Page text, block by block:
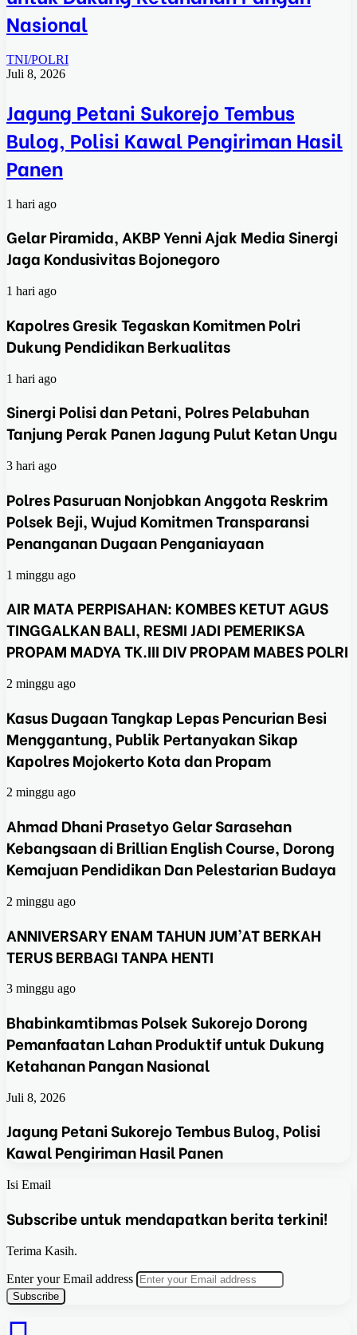
Nasional
TNI/POLRI
Juli 8, 2026
Jagung Petani Sukorejo Tembus
Bulog, Polisi Kawal Pengiriman Hasil
Panen
1 hari ago
Gelar Piramida, AKBP Yenni Ajak Media Sinergi
Jaga Kondusivitas Bojonegoro
1 hari ago
Kapolres Gresik Tegaskan Komitmen Polri
Dukung Pendidikan Berkualitas
1 hari ago
Sinergi Polisi dan Petani, Polres Pelabuhan
Tanjung Perak Panen Jagung Pulut Ketan Ungu
3 hari ago
Polres Pasuruan Nonjobkan Anggota Reskrim
Polsek Beji, Wujud Komitmen Transparansi
Penanganan Dugaan Penganiayaan
1 minggu ago
AIR MATA PERPISAHAN: KOMBES KETUT AGUS
TINGGALKAN BALI, RESMI JADI PEMERIKSA
PROPAM MADYA TK.III DIV PROPAM MABES POLRI
2 minggu ago
Kasus Dugaan Tangkap Lepas Pencurian Besi
Menggantung, Publik Pertanyakan Sikap
Kapolres Mojokerto Kota dan Propam
2 minggu ago
Ahmad Dhani Prasetyo Gelar Sarasehan
Kebangsaan di Brillian English Course, Dorong
Kemajuan Pendidikan Dan Pelestarian Budaya
2 minggu ago
ANNIVERSARY ENAM TAHUN JUM’AT BERKAH
TERUS BERBAGI TANPA HENTI
3 minggu ago
Bhabinkamtibmas Polsek Sukorejo Dorong
Pemanfaatan Lahan Produktif untuk Dukung
Ketahanan Pangan Nasional
Juli 8, 2026
Jagung Petani Sukorejo Tembus Bulog, Polisi
Kawal Pengiriman Hasil Panen
Isi Email
Subscribe untuk mendapatkan berita terkini!
Terima Kasih.
Enter your Email address